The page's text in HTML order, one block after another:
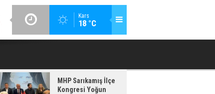
Kars
18 °C
REKREATIF GEZI TURU, SPORSEVERLERI BIR ARAYA GETIRDI
MHP Sarıkamış İlçe
Kongresi Yoğun